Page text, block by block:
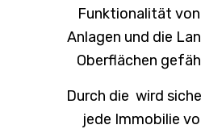
Funktionalität
Anlagen und die
Oberflächen
Durch die wird
jede Immobilie